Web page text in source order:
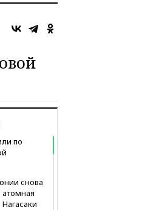
по
снова
атомная